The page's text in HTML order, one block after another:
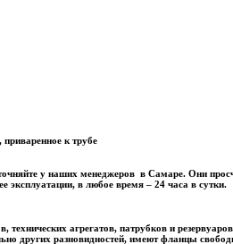
к трубе
у наших менеджеров в Самаре. Они
эксплуатации, в любое время – 24 часа в сутки.
агрегатов, патрубков и
других разновидностей, имеют фланцы